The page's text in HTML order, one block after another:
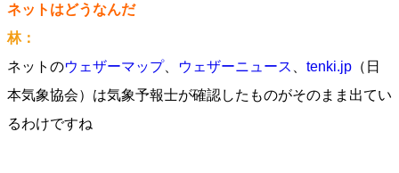
ネットはどうなんだ
林：
ネットのウェザーマップ、 ウェザーニュース tenki.jp （日
本気象協会）は気象予報士が確認したものがそのまま出てい
るわけですね